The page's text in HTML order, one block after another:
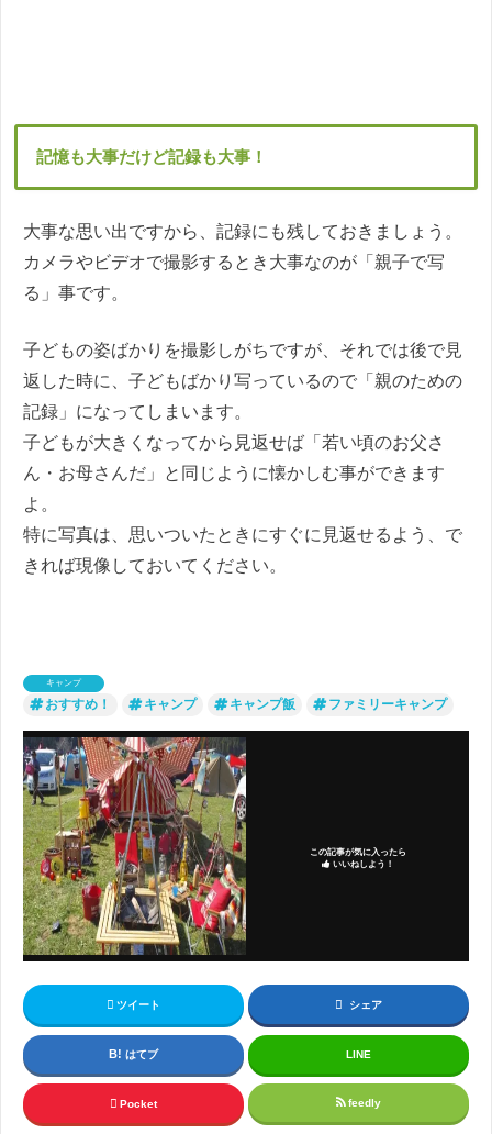
記憶も大事だけど記録も大事！
大事な思い出ですから、記録にも残しておきましょう。
カメラやビデオで撮影するとき大事なのが「親子で写
る」事です。
子どもの姿ばかりを撮影しがちですが、それでは後で見
返した時に、子どもばかり写っているので「親のための
記録」になってしまいます。
子どもが大きくなってから見返せば「若い頃のお父さ
ん・お母さんだ」と同じように懐かしむ事ができます
よ。
特に写真は、思いついたときにすぐに見返せるよう、で
きれば現像しておいてください。
キャンプ
おすすめ！ キャンプ キャンプ飯 ファミリーキャンプ
この記事が気に入ったら
いいねしよう！
ツイート シェア
はてブ LINE
Pocket feedly